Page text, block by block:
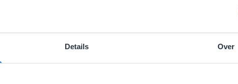
Details Over
met een percentage door te vragen welke stappen
te geven van wat ze kunnen verwachten in de
slag met de verwerking van de les en de taak.
komt niet overeen met je locatie
we dat je misschien liever naar de website voor